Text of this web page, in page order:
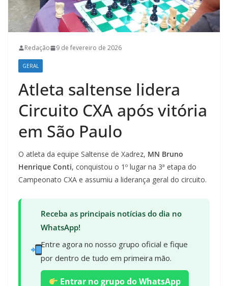
Redação 9 de fevereiro de 2026
GERAL
Atleta saltense lidera
Circuito CXA após vitória
em São Paulo
O atleta da equipe Saltense de Xadrez, MN Bruno
Henrique Conti, conquistou o 1º lugar na 3ª etapa do
Campeonato CXA e assumiu a liderança geral do circuito.
Receba as principais notícias do dia no
WhatsApp!
Entre agora no nosso grupo oficial e fique
por dentro de tudo em primeira mão.
Entrar no grupo do WhatsApp